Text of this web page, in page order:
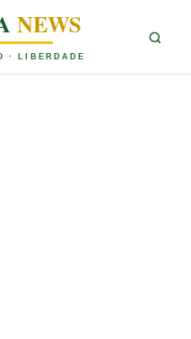
NEWS
· LIBERDADE